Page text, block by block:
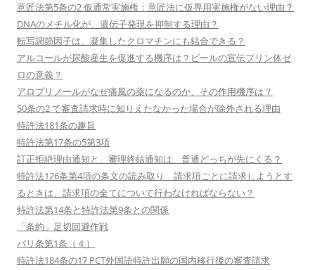
意匠法第5条の2 仮通常実施権：意匠法に仮専用実施権がない理由？
DNAのメチル化が、遺伝子発現を抑制する理由？
転写調節因子は、凝集したクロマチンにも結合できる？
アルコールが尿酸産生を促進する機序は？ビールの宣伝プリン体ゼ
ロの意義？
アロプリノールがなぜ痛風の薬になるのか、その作用機序は？
50条の2 で審査請求時に知りえたなかった場合が除外される理由
特許法181条の趣旨
特許法第17条の5第3項
訂正拒絶理由通知と、審理終結通知は、普通どっちが先にくる？
特許法126条第4項の条文の読み取り 請求項ごとに請求しようとす
るときは、請求項の全てについて行わなければならない？
特許法第14条と特許法第9条との関係
「条約」足切回避作戦
パリ条第1条（４）
特許法184条の17 PCT外国語特許出願の国内移行後の審査請求